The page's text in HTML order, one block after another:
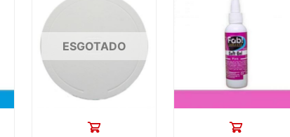
ESGOTADO